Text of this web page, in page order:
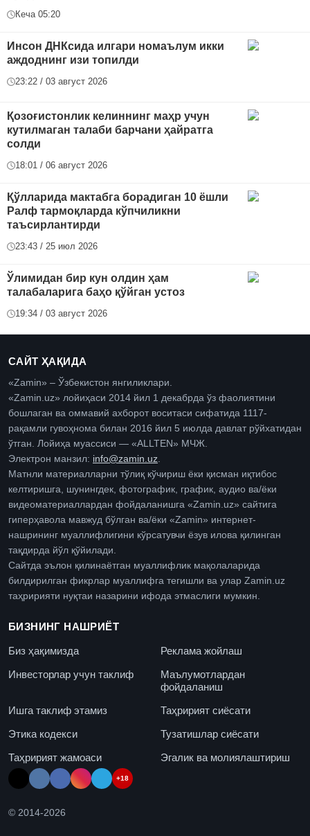
Кеча 05:20
Инсон ДНКсида илгари номаълум икки
аждоднинг изи топилди
23:22 / 03 август 2026
Қозоғистонлик келиннинг маҳр учун
кутилмаган талаби барчани ҳайратга
солди
18:01 / 06 август 2026
Қўлларида мактабга борадиган 10 ёшли
Ралф тармоқларда кўпчиликни
таъсирлантирди
23:43 / 25 июл 2026
Ўлимидан бир кун олдин ҳам
талабаларига баҳо қўйган устоз
19:34 / 03 август 2026
САЙТ ҲАҚИДА
«Zamin» – Ўзбекистон янгиликлари.
«Zamin.uz» лойиҳаси 2014 йил 1 декабрда ўз фаолиятини
бошлаган ва оммавий ахборот воситаси сифатида 1117-
рақамли гувоҳнома билан 2016 йил 5 июлда давлат рўйхатидан
ўтган. Лойиҳа муассиси — «ALLTEN» МЧЖ.
Электрон манзил: info@zamin.uz.
Матнли материалларни тўлиқ кўчириш ёки қисман иқтибос
келтиришга, шунингдек, фотографик, график, аудио ва/ёки
видеоматериаллардан фойдаланишга «Zamin.uz» сайтига
гиперҳавола мавжуд бўлган ва/ёки «Zamin» интернет-
нашрининг муаллифлигини кўрсатувчи ёзув илова қилинган
тақдирда йўл қўйилади.
Сайтда эълон қилинаётган муаллифлик мақолаларида
билдирилган фикрлар муаллифга тегишли ва улар Zamin.uz
таҳририяти нуқтаи назарини ифода этмаслиги мумкин.
БИЗНИНГ НАШРИЁТ
Биз ҳақимизда
Реклама жойлаш
Инвесторлар учун таклиф
Маълумотлардан
фойдаланиш
Ишга таклиф этамиз
Таҳририят сиёсати
Этика кодекси
Тузатишлар сиёсати
Таҳририят жамоаси
Эгалик ва молиялаштириш
+18
© 2014-2026